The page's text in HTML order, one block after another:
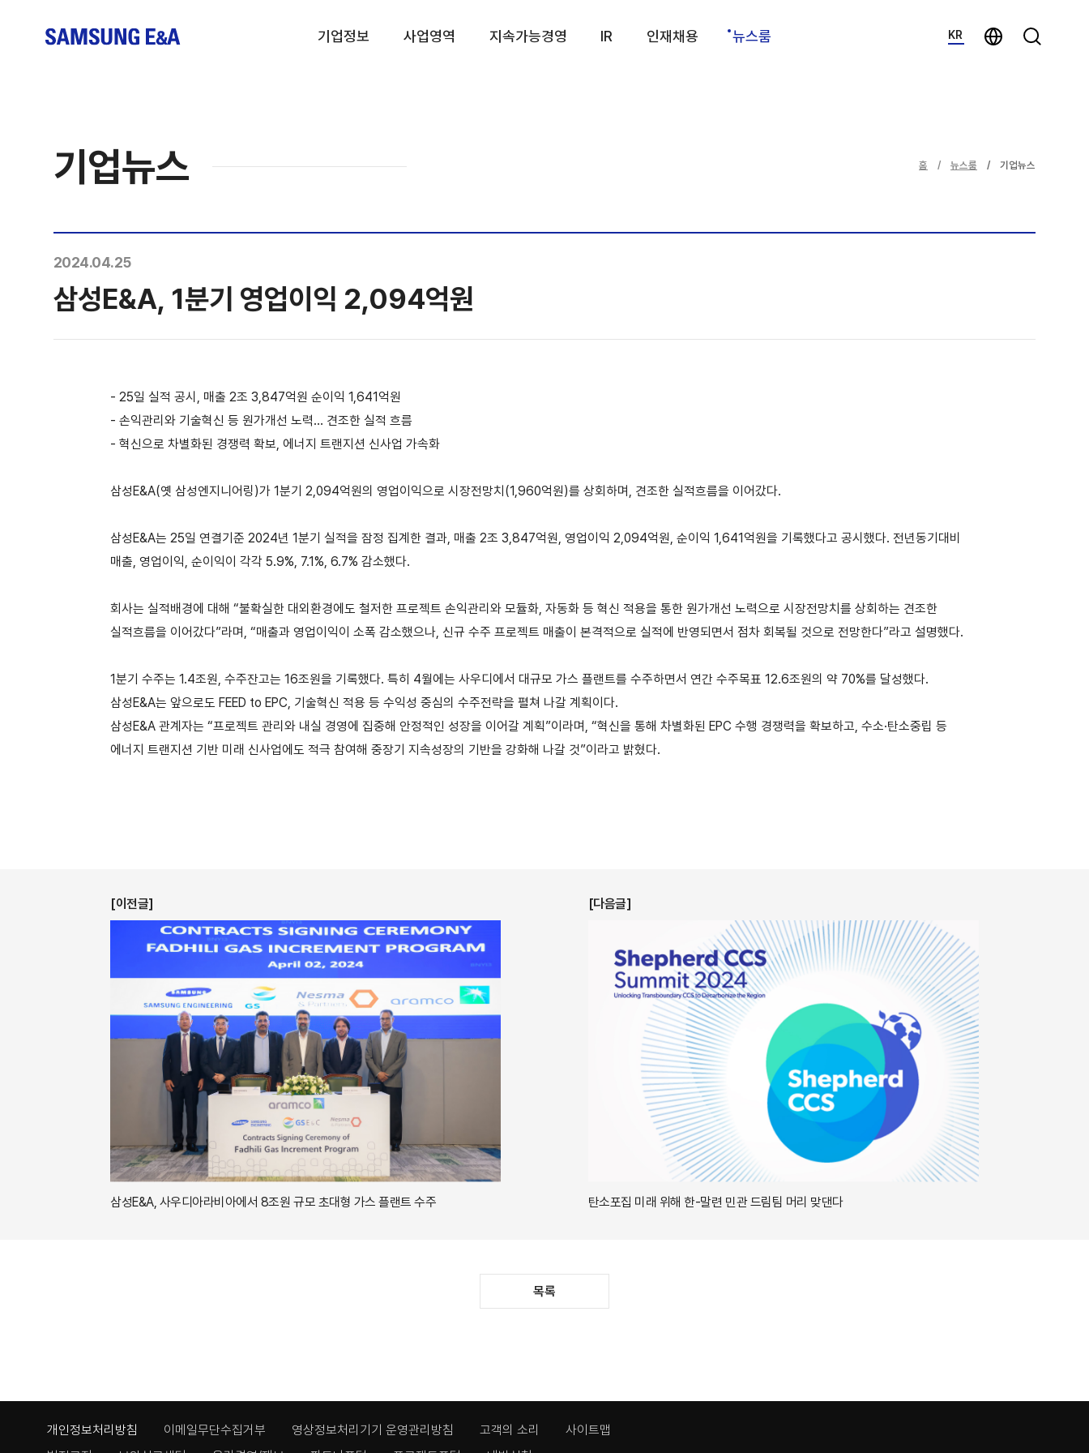
KR
기업정보 사업영역 지속가능경영 IR 인재채용 뉴스룸
기업뉴스 홈 뉴스룸 기업뉴스
2024.04.25
삼성E&A, 1분기 영업이익 2,094억원
- 25일 실적 공시, 매출 2조 3,847억원 순이익 1,641억원
- 손익관리와 기술혁신 등 원가개선 노력… 견조한 실적 흐름
- 혁신으로 차별화된 경쟁력 확보, 에너지 트랜지션 신사업 가속화
삼성E&A(옛 삼성엔지니어링)가 1분기 2,094억원의 영업이익으로 시장전망치(1,960억원)를 상회하며, 견조한 실적흐름을 이어갔다.
삼성E&A는 25일 연결기준 2024년 1분기 실적을 잠정 집계한 결과, 매출 2조 3,847억원, 영업이익 2,094억원, 순이익 1,641억원을 기록했다고 공시했다. 전년동기대비
매출, 영업이익, 순이익이 각각 5.9%, 7.1%, 6.7% 감소했다.
회사는 실적배경에 대해 “불확실한 대외환경에도 철저한 프로젝트 손익관리와 모듈화, 자동화 등 혁신 적용을 통한 원가개선 노력으로 시장전망치를 상회하는 견조한
실적흐름을 이어갔다”라며, “매출과 영업이익이 소폭 감소했으나, 신규 수주 프로젝트 매출이 본격적으로 실적에 반영되면서 점차 회복될 것으로 전망한다”라고 설명했다.
1분기 수주는 1.4조원, 수주잔고는 16조원을 기록했다. 특히 4월에는 사우디에서 대규모 가스 플랜트를 수주하면서 연간 수주목표 12.6조원의 약 70%를 달성했다.
삼성E&A는 앞으로도 FEED to EPC, 기술혁신 적용 등 수익성 중심의 수주전략을 펼쳐 나갈 계획이다.
삼성E&A 관계자는 “프로젝트 관리와 내실 경영에 집중해 안정적인 성장을 이어갈 계획”이라며, “혁신을 통해 차별화된 EPC 수행 경쟁력을 확보하고, 수소·탄소중립 등
에너지 트랜지션 기반 미래 신사업에도 적극 참여해 중장기 지속성장의 기반을 강화해 나갈 것”이라고 밝혔다.
[이전글]
삼성E&A, 사우디아라비아에서 8조원 규모 초대형 가스 플랜트 수주
[다음글]
탄소포집 미래 위해 한-말련 민관 드림팀 머리 맞댄다
목록
개인정보처리방침 이메일무단수집거부 영상정보처리기기 운영관리방침 고객의 소리
사이트맵